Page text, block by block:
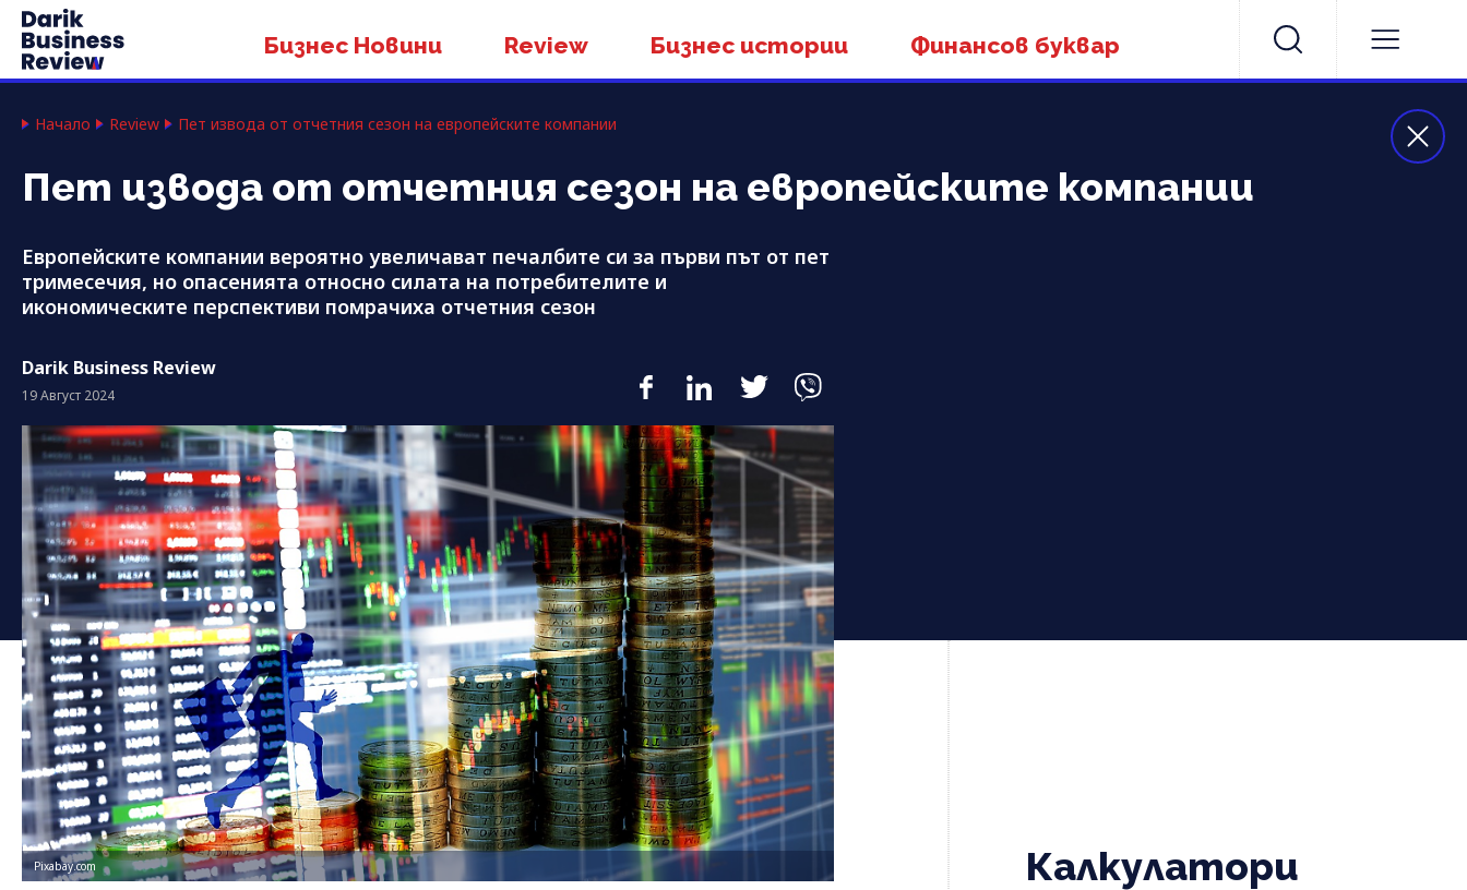
Бизнес Новини Review Бизнес истории Финансов буквар
Начало Review Пет извода от отчетния сезон на европейските компании
Пет извода от отчетния сезон на европейските компании
Европейските компании вероятно увеличават печалбите си за първи път от пет
тримесечия, но опасенията относно силата на потребителите и
икономическите перспективи помрачиха отчетния сезон
Darik Business Review
19 Август 2024
Pixabay.com Калкулатори